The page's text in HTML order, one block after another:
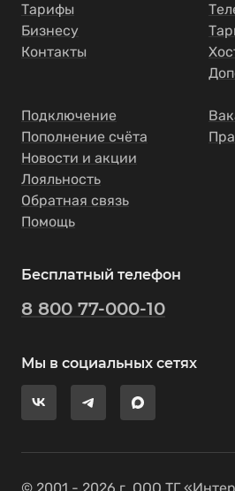
Тарифы
Бизнесу
Контакты
Подключение
Пополнение счёта
Новости и акции
Лояльность
Обратная связь
Помощь
Бесплатный телефон
8 800 77-000-10
Мы в социальных сетях
© 2001 - 2026 г. ООО ТГ